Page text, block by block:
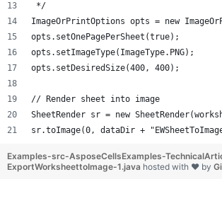
*/
ImageOrPrintOptions opts = new
opts.setOnePagePerSheet(true);
opts.setImageType(ImageType.PNG);
opts.setDesiredSize(400, 400);
// Render sheet into image
SheetRender sr = new
sr.toImage(0, dataDir +
Examples-src-AsposeCellsExamples-
ExportWorksheettoImage-1.java hosted with ❤ by